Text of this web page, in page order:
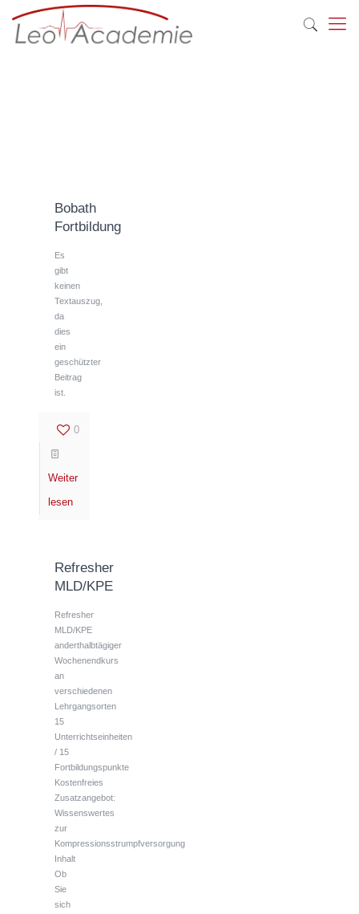
Bobath
Fortbildung
Es
gibt
keinen
Textauszug,
da
dies
ein
geschützter
Beitrag
ist.
0
Weiter
lesen
Refresher
MLD/KPE
Refresher
MLD/KPE
anderthalbtägiger
Wochenendkurs
an
verschiedenen
Lehrgangsorten
15
Unterrichtseinheiten
/ 15
Fortbildungspunkte
Kostenfreies
Zusatzangebot:
Wissenswertes
zur
Kompressionsstrumpfversorgung
Inhalt
Ob
Sie
sich